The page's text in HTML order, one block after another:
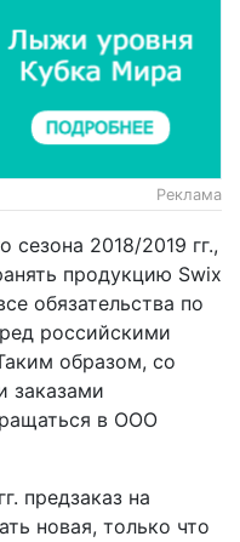
Реклама
сезона 2018/2019 гг.,
продукцию Swix
обязательства по
российскими
образом, со
заказами
в ООО
предзаказ на
новая, только что